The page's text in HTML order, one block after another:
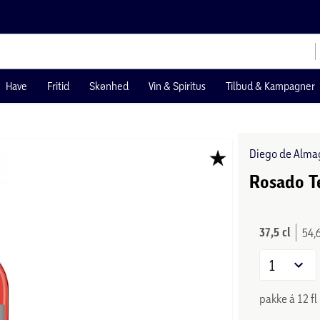
Have Fritid Skønhed Vin & Spiritus Tilbud & Kampagner
Diego de
Rosado
37,5 cl
1
pakke á 12 fl